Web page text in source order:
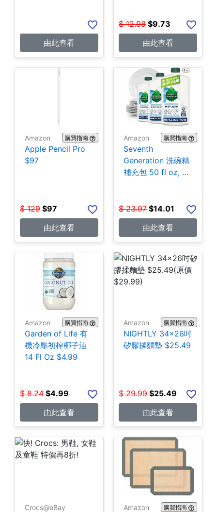
由此查看
$ 12.98 $9.73
由此查看
Amazon 購買指南
Apple Pencil Pro
$97
$ 129 $97
由此查看
Amazon 購買指南
Seventh
Generation 洗碗精
補充包 50 fl oz, 3
$ 23.97 $14.01
由此查看
Amazon 購買指南
Garden of Life 有
機冷壓初榨椰子油
14 Fl Oz $4.99
$ 8.24 $4.99
由此查看
Amazon 購買指南
NIGHTLY 34x26吋
矽膠揉麵墊 $25.49
$ 29.99 $25.49
由此查看
Crocs@eBay Amazon 購買指南